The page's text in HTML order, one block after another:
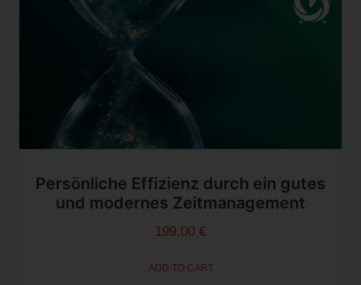
Persönliche Effizienz durch ein gutes
und modernes Zeitmanagement
199,00 €
ADD TO CART